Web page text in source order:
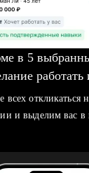
в 5
откликаться
и выделим вас в